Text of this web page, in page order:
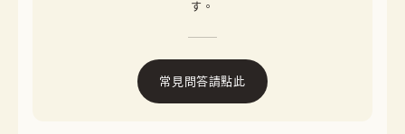
す。
常見問答請點此